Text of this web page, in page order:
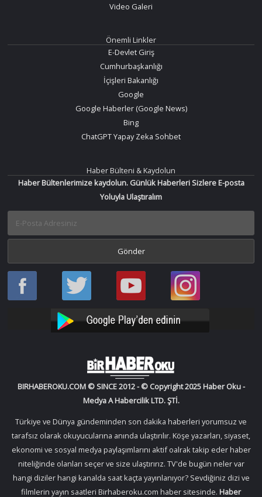
Video Galeri
Önemli Linkler
E-Devlet Giriş
Cumhurbaşkanlığı
İçişleri Bakanlığı
Google
Google Haberler (Google News)
Bing
ChatGPT Yapay Zeka Sohbet
Haber Bülteni & Kaydolun
Haber Bültenlerimize kaydolun. Günlük Haberleri Sizlere E-posta
Yoluyla Ulaştıralım
Haber
Oku
Haber
Oku
Bir
Haber
YouTube
Bir
Haber
Instagram
BIRHABEROKU.COM © SINCE 2012 - © Copyright 2025 Haber Oku -
Medya A Habercilik LTD. ŞTİ.
Türkiye ve Dünya gündeminden son dakika haberleri yorumsuz ve
tarafsız olarak okuyucularına anında ulaştırılır. Köşe yazarları, siyaset,
ekonomi ve sosyal medya paylaşımlarını aktif oalrak takip eder haber
niteliğinde olanları seçer ve size ulaştırırız. TV'de bugün neler var
hangi diziler hangi kanalda saat kaçta yayınlanıyor? Sevdiğiniz dizi ve
filmlerin yayın saatleri Birhaberoku.com haber sitesinde. Haber